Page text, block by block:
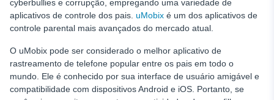
cyberbullies e corrupção, empregando uma variedade de
aplicativos de controle dos pais. uMobix é um dos aplicativos de
controle parental mais avançados do mercado atual.
O uMobix pode ser considerado o melhor aplicativo de
rastreamento de telefone popular entre os pais em todo o
mundo. Ele é conhecido por sua interface de usuário amigável e
compatibilidade com dispositivos Android e iOS. Portanto, se